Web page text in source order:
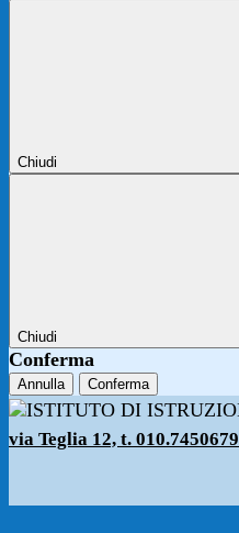
Chiudi
Chiudi
Conferma
Annulla Conferma
via Teglia 12, t. 010.7450679